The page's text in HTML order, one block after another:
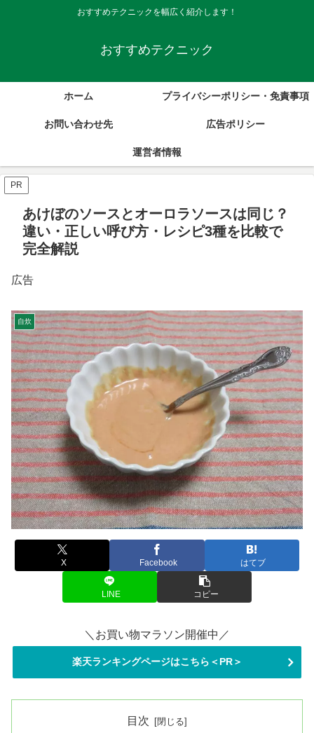
おすすめテクニックを幅広く紹介します！
おすすめテクニック
ホーム プライバシーポリシー・免責事項
お問い合わせ先 広告ポリシー
運営者情報
PR
あけぼのソースとオーロラソースは同じ？
違い・正しい呼び方・レシピ3種を比較で
完全解説
広告
自炊
X Facebook はてブ
LINE コピー
＼お買い物マラソン開催中／
楽天ランキングページはこちら＜PR＞
目次